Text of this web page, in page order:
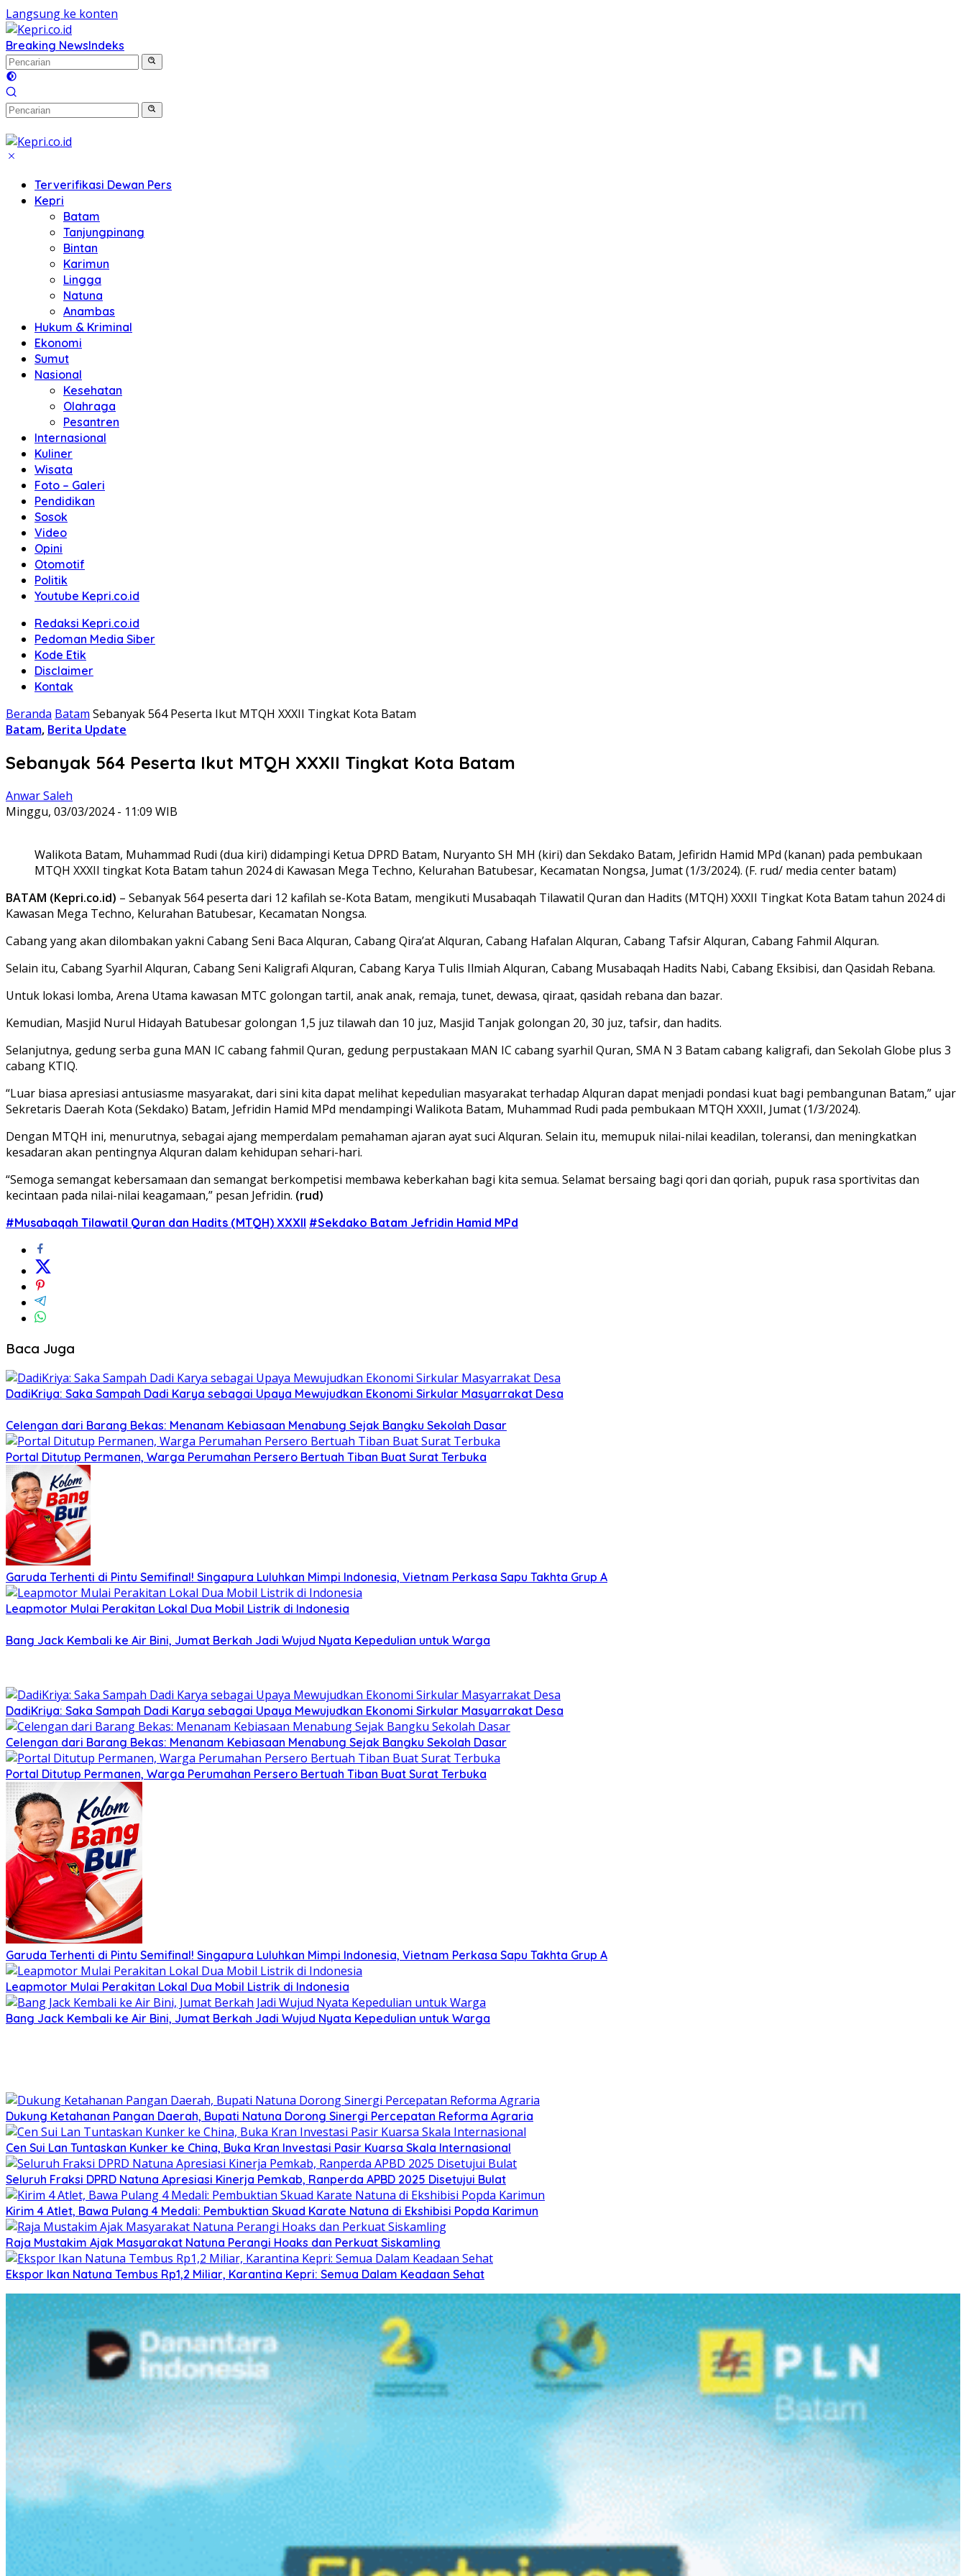
Langsung ke konten
Breaking NewsIndeks
Terverifikasi Dewan Pers
Kepri
Batam
Tanjungpinang
Bintan
Karimun
Lingga
Natuna
Anambas
Hukum & Kriminal
Ekonomi
Sumut
Nasional
Kesehatan
Olahraga
Pesantren
Internasional
Kuliner
Wisata
Foto – Galeri
Pendidikan
Sosok
Video
Opini
Otomotif
Politik
Youtube Kepri.co.id
Redaksi Kepri.co.id
Pedoman Media Siber
Kode Etik
Disclaimer
Kontak
Beranda Batam Sebanyak 564 Peserta Ikut MTQH XXXII Tingkat Kota Batam
Batam, Berita Update
Sebanyak 564 Peserta Ikut MTQH XXXII Tingkat Kota Batam
Anwar Saleh
Minggu, 03/03/2024 - 11:09 WIB
Walikota Batam, Muhammad Rudi (dua kiri) didampingi Ketua DPRD Batam, Nuryanto SH MH (kiri) dan Sekdako Batam, Jefiridn Hamid MPd (kanan) pada pembukaan
MTQH XXXII tingkat Kota Batam tahun 2024 di Kawasan Mega Techno, Kelurahan Batubesar, Kecamatan Nongsa, Jumat (1/3/2024). (F. rud/ media center batam)
BATAM (Kepri.co.id) – Sebanyak 564 peserta dari 12 kafilah se-Kota Batam, mengikuti Musabaqah Tilawatil Quran dan Hadits (MTQH) XXXII Tingkat Kota Batam tahun 2024 di
Kawasan Mega Techno, Kelurahan Batubesar, Kecamatan Nongsa.
Cabang yang akan dilombakan yakni Cabang Seni Baca Alquran, Cabang Qira’at Alquran, Cabang Hafalan Alquran, Cabang Tafsir Alquran, Cabang Fahmil Alquran.
Selain itu, Cabang Syarhil Alquran, Cabang Seni Kaligrafi Alquran, Cabang Karya Tulis Ilmiah Alquran, Cabang Musabaqah Hadits Nabi, Cabang Eksibisi, dan Qasidah Rebana.
Untuk lokasi lomba, Arena Utama kawasan MTC golongan tartil, anak anak, remaja, tunet, dewasa, qiraat, qasidah rebana dan bazar.
Kemudian, Masjid Nurul Hidayah Batubesar golongan 1,5 juz tilawah dan 10 juz, Masjid Tanjak golongan 20, 30 juz, tafsir, dan hadits.
Selanjutnya, gedung serba guna MAN IC cabang fahmil Quran, gedung perpustakaan MAN IC cabang syarhil Quran, SMA N 3 Batam cabang kaligrafi, dan Sekolah Globe plus 3
cabang KTIQ.
“Luar biasa apresiasi antusiasme masyarakat, dari sini kita dapat melihat kepedulian masyarakat terhadap Alquran dapat menjadi pondasi kuat bagi pembangunan Batam,” ujar
Sekretaris Daerah Kota (Sekdako) Batam, Jefridin Hamid MPd mendampingi Walikota Batam, Muhammad Rudi pada pembukaan MTQH XXXII, Jumat (1/3/2024).
Dengan MTQH ini, menurutnya, sebagai ajang memperdalam pemahaman ajaran ayat suci Alquran. Selain itu, memupuk nilai-nilai keadilan, toleransi, dan meningkatkan
kesadaran akan pentingnya Alquran dalam kehidupan sehari-hari.
“Semoga semangat kebersamaan dan semangat berkompetisi membawa keberkahan bagi kita semua. Selamat bersaing bagi qori dan qoriah, pupuk rasa sportivitas dan
kecintaan pada nilai-nilai keagamaan,” pesan Jefridin. (rud)
#Musabaqah Tilawatil Quran dan Hadits (MTQH) XXXII #Sekdako Batam Jefridin Hamid MPd
Baca Juga
DadiKriya: Saka Sampah Dadi Karya sebagai Upaya Mewujudkan Ekonomi Sirkular Masyarrakat Desa
Celengan dari Barang Bekas: Menanam Kebiasaan Menabung Sejak Bangku Sekolah Dasar
Portal Ditutup Permanen, Warga Perumahan Persero Bertuah Tiban Buat Surat Terbuka
Garuda Terhenti di Pintu Semifinal! Singapura Luluhkan Mimpi Indonesia, Vietnam Perkasa Sapu Takhta Grup A
Leapmotor Mulai Perakitan Lokal Dua Mobil Listrik di Indonesia
Bang Jack Kembali ke Air Bini, Jumat Berkah Jadi Wujud Nyata Kepedulian untuk Warga
DadiKriya: Saka Sampah Dadi Karya sebagai Upaya Mewujudkan Ekonomi Sirkular Masyarrakat Desa
Celengan dari Barang Bekas: Menanam Kebiasaan Menabung Sejak Bangku Sekolah Dasar
Portal Ditutup Permanen, Warga Perumahan Persero Bertuah Tiban Buat Surat Terbuka
Garuda Terhenti di Pintu Semifinal! Singapura Luluhkan Mimpi Indonesia, Vietnam Perkasa Sapu Takhta Grup A
Leapmotor Mulai Perakitan Lokal Dua Mobil Listrik di Indonesia
Bang Jack Kembali ke Air Bini, Jumat Berkah Jadi Wujud Nyata Kepedulian untuk Warga
Dukung Ketahanan Pangan Daerah, Bupati Natuna Dorong Sinergi Percepatan Reforma Agraria
Cen Sui Lan Tuntaskan Kunker ke China, Buka Kran Investasi Pasir Kuarsa Skala Internasional
Seluruh Fraksi DPRD Natuna Apresiasi Kinerja Pemkab, Ranperda APBD 2025 Disetujui Bulat
Kirim 4 Atlet, Bawa Pulang 4 Medali: Pembuktian Skuad Karate Natuna di Ekshibisi Popda Karimun
Raja Mustakim Ajak Masyarakat Natuna Perangi Hoaks dan Perkuat Siskamling
Ekspor Ikan Natuna Tembus Rp1,2 Miliar, Karantina Kepri: Semua Dalam Keadaan Sehat